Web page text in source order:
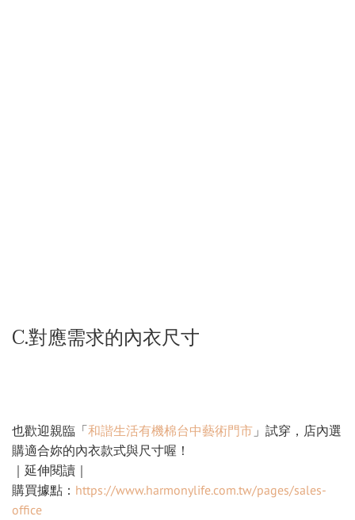
C.對應需求的內衣尺寸
也歡迎親臨「和諧生活有機棉台中藝術門市 」試穿，店內選
購適合妳的內衣款式與尺寸喔！
｜延伸閱讀｜
購買據點： https://www.harmonylife.com.tw/pages/sales-
office